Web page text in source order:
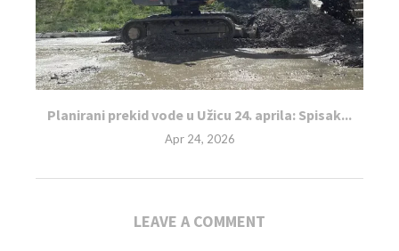
Planirani prekid vode u Užicu 24. aprila: Spisak...
Apr 24, 2026
LEAVE A COMMENT